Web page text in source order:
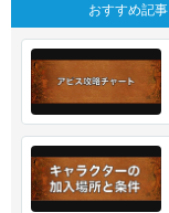
おすすめ記事